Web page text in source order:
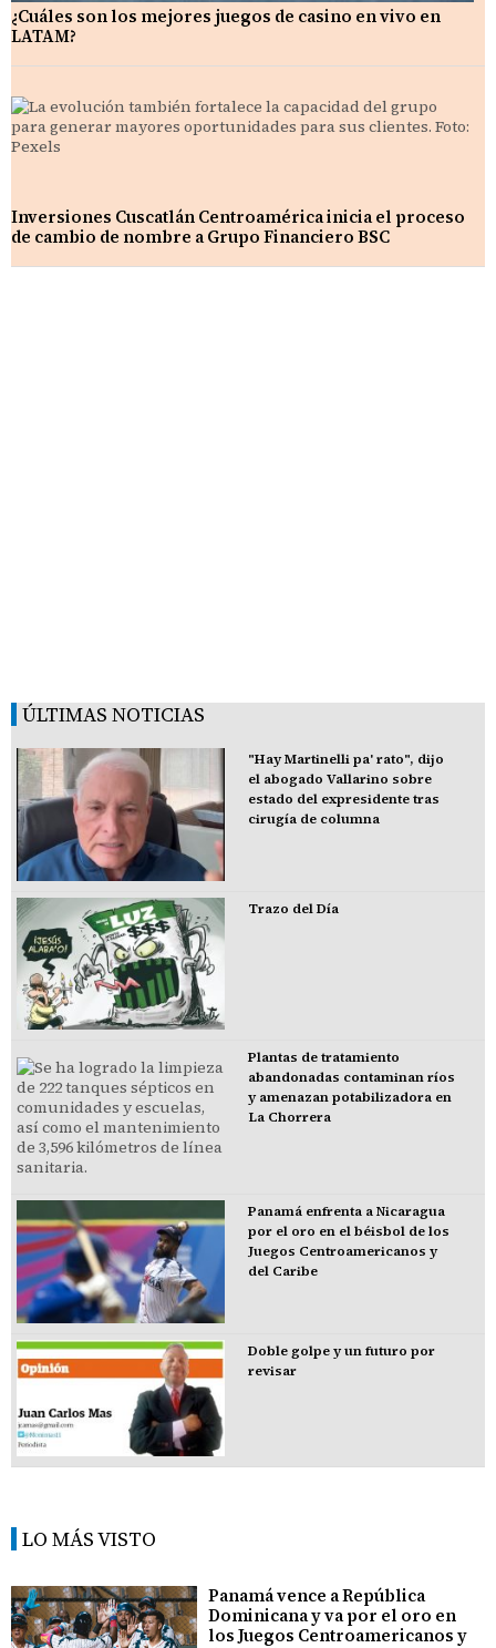
¿Cuáles son los mejores juegos de casino en vivo en
LATAM?
Inversiones Cuscatlán Centroamérica inicia el proceso
de cambio de nombre a Grupo Financiero BSC
ÚLTIMAS NOTICIAS
"Hay Martinelli pa' rato", dijo
el abogado Vallarino sobre
estado del expresidente tras
cirugía de columna
Trazo del Día
Plantas de tratamiento
abandonadas contaminan ríos
y amenazan potabilizadora en
La Chorrera
Panamá enfrenta a Nicaragua
por el oro en el béisbol de los
Juegos Centroamericanos y
del Caribe
Doble golpe y un futuro por
revisar
LO MÁS VISTO
Panamá vence a República
Dominicana y va por el oro en
los Juegos Centroamericanos y